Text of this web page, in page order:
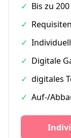
✓ Bis zu
✓
✓
✓ Digitale
✓ digitales
✓ Auf-/